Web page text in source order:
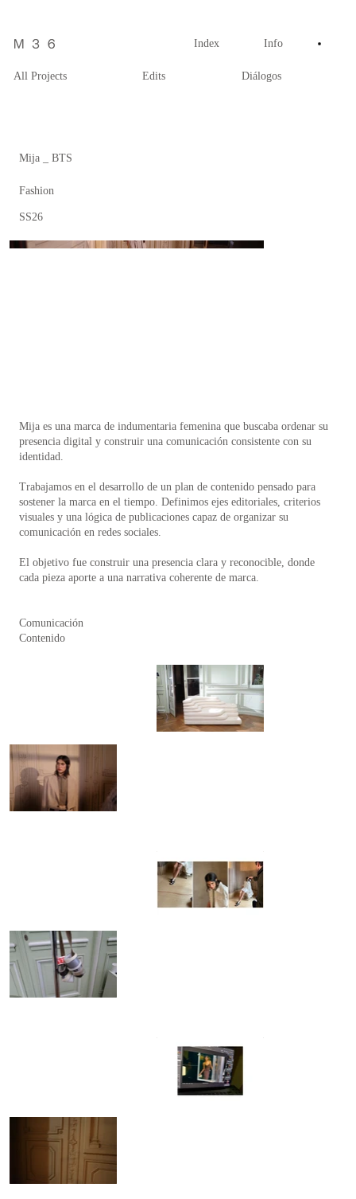
Index Info
All Projects Edits Diálogos
Mija _ BTS
Fashion
SS26
Mija es una marca de indumentaria femenina que buscaba ordenar su
presencia digital y construir una comunicación consistente con su
identidad.
Trabajamos en el desarrollo de un plan de contenido pensado para
sostener la marca en el tiempo. Definimos ejes editoriales, criterios
visuales y una lógica de publicaciones capaz de organizar su
comunicación en redes sociales.
El objetivo fue construir una presencia clara y reconocible, donde
cada pieza aporte a una narrativa coherente de marca.
Comunicación
Contenido